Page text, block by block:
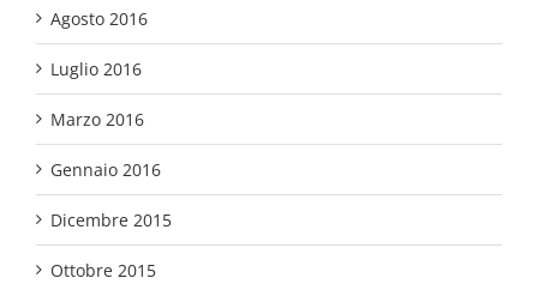
Agosto 2016
Luglio 2016
Marzo 2016
Gennaio 2016
Dicembre 2015
Ottobre 2015